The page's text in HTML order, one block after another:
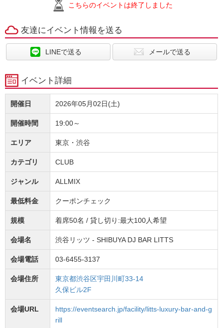
こちらのイベントは終了しました
友達にイベント情報を送る
LINEで送る メールで送る
イベント詳細
開催日 2026年05月02日(土)
開催時間 19:00～
エリア 東京・渋谷
カテゴリ CLUB
ジャンル ALLMIX
最低料金 クーポンチェック
規模 着席50名 / 貸し切り:最大100人希望
会場名 渋谷リッツ - SHIBUYA DJ BAR LITTS
会場電話 03-6455-3137
会場住所
東京都渋谷区宇田川町33-14
久保ビル2F
会場URL
https://eventsearch.jp/facility/litts-luxury-bar-and-g
rill